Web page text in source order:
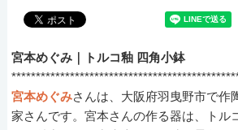
宮本めぐみ｜トルコ釉 四角小鉢
宮本めぐみさんは、大阪府羽曳野市で作
家さんです。宮本さんの作る器は、トル